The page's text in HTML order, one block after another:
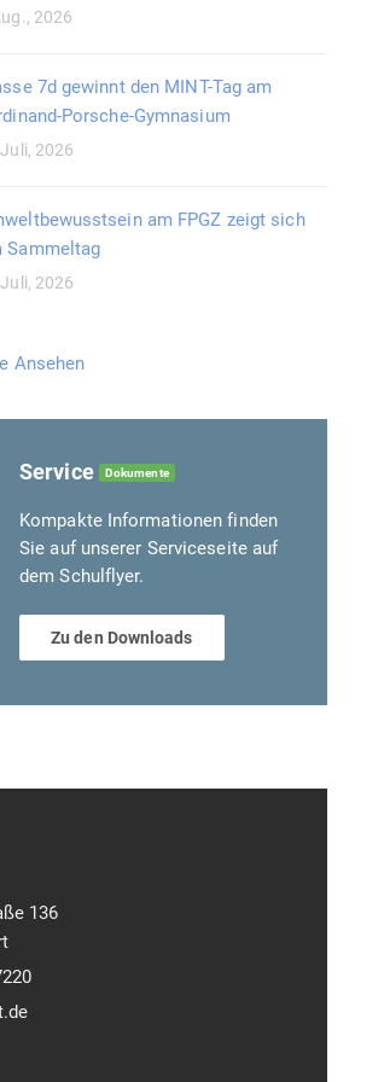
2026
7d gewinnt den MINT-Tag am
Porsche-Gymnasium
2026
am FPGZ zeigt sich
Sammeltag
2026
Ansehen
Service Dokumente
Kompakte Informationen finden
Sie auf unserer Serviceseite auf
dem Schulflyer.
Zu den Downloads
136